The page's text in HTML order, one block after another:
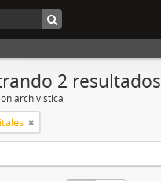
2 resultados
archivística